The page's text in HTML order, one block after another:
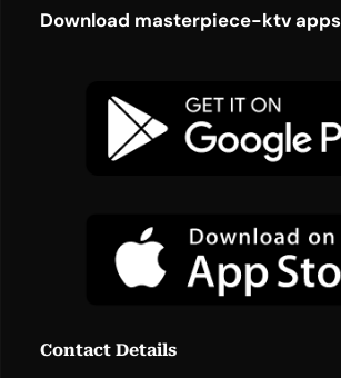
Download masterpiece-ktv apps
Contact Details